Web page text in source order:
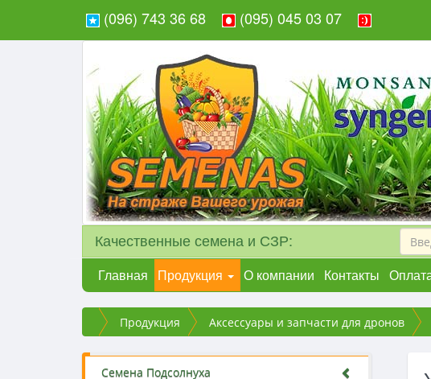
(096) 743 36 68 (095) 045 03 07
Качественные семена и СЗР:
Главная Продукция О компании Контакты
Продукция Аксессуары и запчасти для дронов
Семена Подсолнуха